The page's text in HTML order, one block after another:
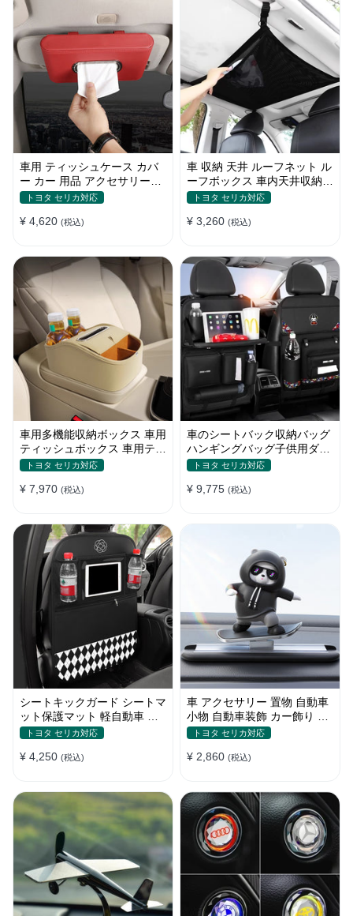
車用 ティッシュケース カバ
ー カー 用品 アクセサリー
PUレザー 革 箱 ティッシュ
便利グッズ 吊り下げ式 置き
トヨタ セリカ対応
¥ 4,620 (税込)
車 収納 天井 ルーフネット ル
ーフボックス 車内天井収納
荷物固定ネット車中泊 調整可
トヨタ セリカ対応
¥ 3,260 (税込)
車用多機能収納ボックス 車用
ティッシュボックス 車用ティ
ッシュケース 車載ホルダー
ト 運転席 助手席 省スペース
トヨタ セリカ対応
¥ 7,970 (税込)
車のシートバック収納バッグ
ハンギングバッグ子供用ダイ
ニングテーブル車の背もたれ
Daquan
トヨタ セリカ対応
¥ 9,775 (税込)
シートキックガード シートマ
ット保護マット 軽自動車 傷
汚れ 防止 アクセサリー 取り
トヨタ セリカ対応
¥ 4,250 (税込)
車 アクセサリー 置物 自動車
小物 自動車装飾 カー飾り 車
ダッシュボード 装飾 かわい
トヨタ セリカ対応
¥ 2,860 (税込)